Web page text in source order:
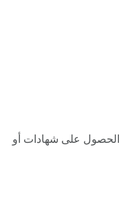
على شهادات أو